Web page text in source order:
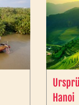
Hanoi